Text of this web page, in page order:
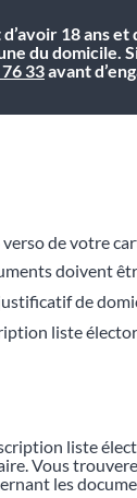
18 ans
du domicile.
33avant
de votre
doivent
de
liste
liste
Vous
les